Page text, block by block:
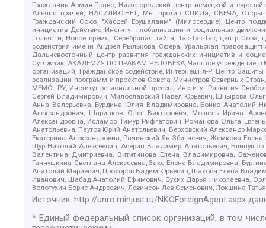
Гражданин.Армия.Право, Нижегородский центр немецкой и
Альянс врачей, НАСИЛИЮ.НЕТ, Мы против СПИДа, СВЕЧА, Открытый
Гражданский Союз, "Хасдей Ерушалаим" (Милосердие), Центр
инициатив Действие, Институт глобализации и социальных
Тольятти, Новое время, Серебряная тайга, Так-Так-Так, центр
содействия имени Андрея Рылькова, Сфера, Уральская
Дальневосточный центр развития гражданских инициатив и
Сутяжник, АКАДЕМИЯ ПО ПРАВАМ ЧЕЛОВЕКА, Частное учреждение в
организаций, Гражданское содействие, Интернешнл-Р, Центр
реализации программ и проектов Совета Министров Северных
МЕМО. РУ, Институт региональной прессы, Институт Развития
Сергей Владимирович, Милославский Павел Юрьевич, Шнырова
Анна Валерьевна, Бурдина Юлия Владимировна, Бойко Анатолий
Александрович, Шарипков Олег Викторович, Мошель Ирина
Александровна, Исламов Тимур Рифгатович, Романова Ольга
Анатольевна, Паутов Юрий Анатольевич, Верховский Александр
Екатерина Александровна, Рачинский Ян Збигневич, Жемкова
Щур Николай Алексеевич, Аверин Владимир Анатольевич,
Валентина Дмитриевна, Вититинова Елена Владимировна,
Ганнушкина Светлана Алексеевна, Закс Елена Владимировна,
Анатолий Мариевич, Прохоров Вадим Юрьевич, Шахова Елена
Иванович, Шабад Анатолий Ефимович, Сухих Дарья Николаевна,
Золотухин Борис Андреевич, Левинсон Лев Семенович, Локшина
Источник: http://unro.minjust.ru/NKOForeignAgent.aspx
* Единый федеральный список организаций, в том